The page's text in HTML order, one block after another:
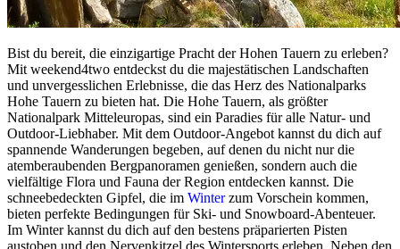
Bist du bereit, die einzigartige Pracht der Hohen Tauern zu erleben?
Mit weekend4two entdeckst du die majestätischen Landschaften
und unvergesslichen Erlebnisse, die das Herz des Nationalparks
Hohe Tauern zu bieten hat. Die Hohe Tauern, als größter
Nationalpark Mitteleuropas, sind ein Paradies für alle Natur- und
Outdoor-Liebhaber. Mit dem Outdoor-Angebot kannst du dich auf
spannende Wanderungen begeben, auf denen du nicht nur die
atemberaubenden Bergpanoramen genießen, sondern auch die
vielfältige Flora und Fauna der Region entdecken kannst. Die
schneebedeckten Gipfel, die im Winterzum Vorschein kommen,
bieten perfekte Bedingungen für Ski- und Snowboard-Abenteuer.
Im Winter kannst du dich auf den bestens präparierten Pisten